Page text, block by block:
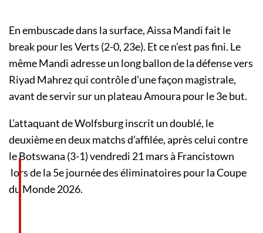
En embuscade dans la surface, Aissa Mandi fait le
break pour les Verts (2-0, 23e). Et ce n’est pas fini. Le
même Mandi adresse un long ballon de la défense vers
Riyad Mahrez qui contrôle d’une façon magistrale,
avant de servir sur un plateau Amoura pour le 3e but.
L’attaquant de Wolfsburg inscrit un doublé, le
deuxième en deux matchs d’affilée, après celui contre
le Botswana (3-1) vendredi 21 mars à Francistown
lors de la 5e journée des éliminatoires pour la Coupe
du Monde 2026.